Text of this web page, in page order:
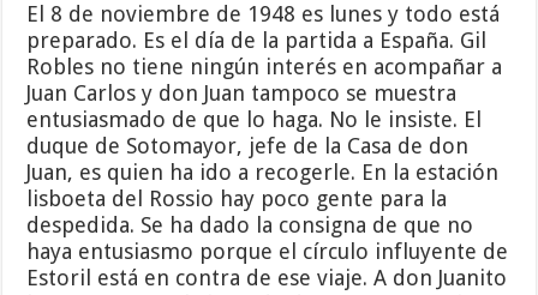
El 8 de noviembre de 1948 es lunes y todo está
preparado. Es el día de la partida a España. Gil
Robles no tiene ningún interés en acompañar a
Juan Carlos y don Juan tampoco se muestra
entusiasmado de que lo haga. No le insiste. El
duque de Sotomayor, jefe de la Casa de don
Juan, es quien ha ido a recogerle. En la estación
lisboeta del Rossio hay poco gente para la
despedida. Se ha dado la consigna de que no
haya entusiasmo porque el círculo influyente de
Estoril está en contra de ese viaje. A don Juanito